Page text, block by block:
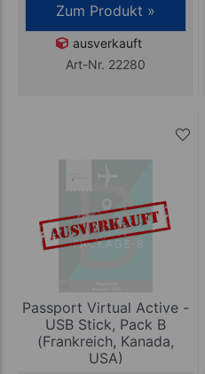
Zum Produkt »
ausverkauft
Art-Nr. 22280
Passport Virtual Active -
USB Stick, Pack B
(Frankreich, Kanada,
USA)